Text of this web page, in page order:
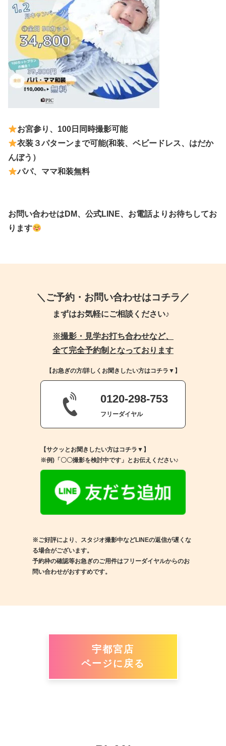
お宮参り、100日同時撮影可能
衣装３パターンまで可能(和装、ベビードレス、はだか
んぼう）
パパ、ママ和装無料
お問い合わせはDM、公式LINE、お電話よりお待ちしてお
ります
＼ご予約・お問い合わせはコチラ／
まずはお気軽にご相談ください♪
※撮影・見学お打ち合わせなど、
全て完全予約制となっております
【お急ぎの方/詳しくお聞きしたい方はコチラ▼】
0120-298-753
フリーダイヤル
【サクッとお聞きしたい方はコチラ▼】
※例)「〇〇撮影を検討中です」とお伝えください♪
※ご好評により、スタジオ撮影中などLINEの返信が遅くな
る場合がございます。
予約枠の確認等お急ぎのご用件はフリーダイヤルからのお
問い合わせがおすすめです。
宇都宮店
ページに戻る